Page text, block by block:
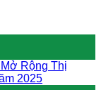
Rộng Thị
2025